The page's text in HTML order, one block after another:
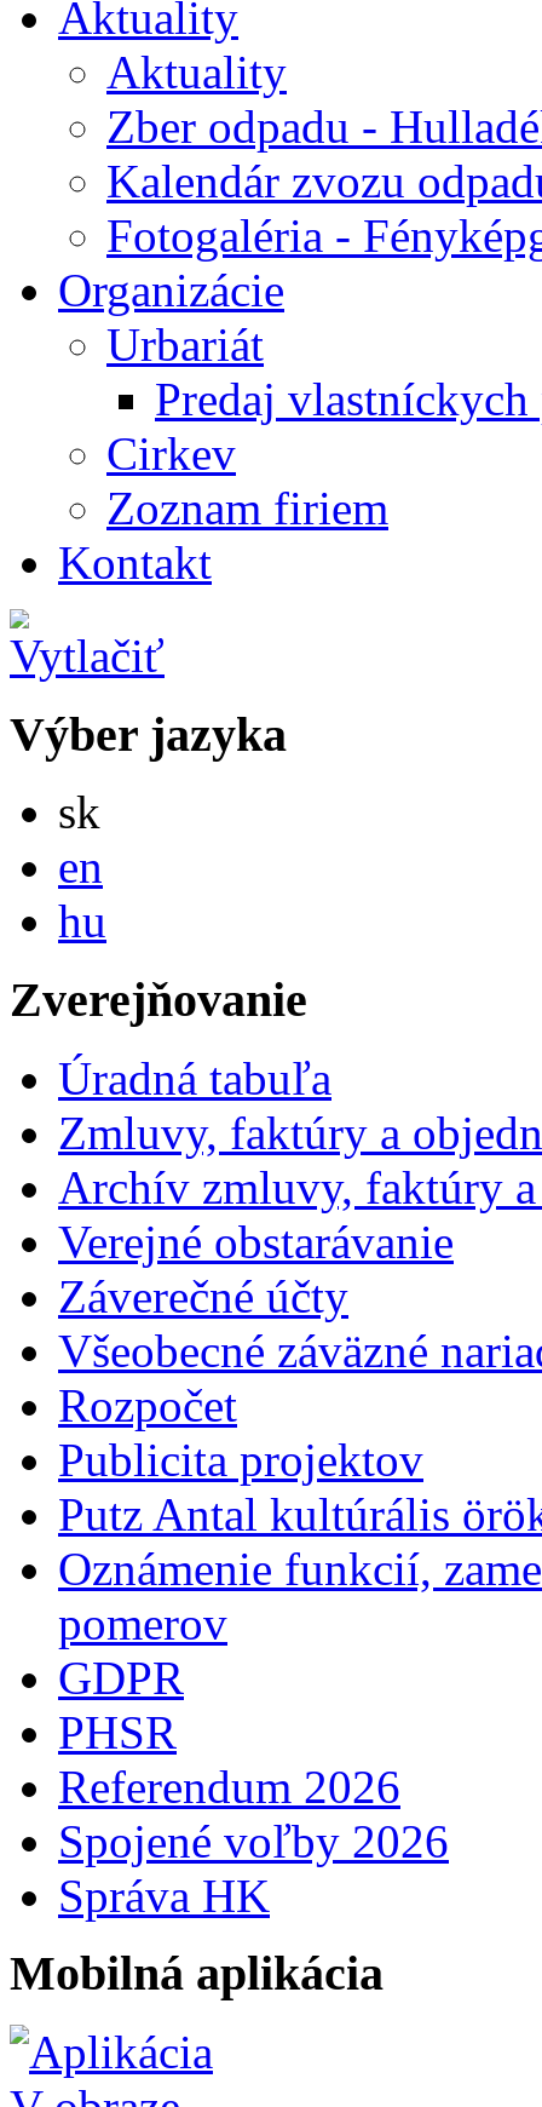
Aktuality
Aktuality
Zber odpadu -
Kalendár zvozu
Fotogaléria -
Organizácie
Urbariát
Predaj
Cirkev
Zoznam firiem
Kontakt
Výber jazyka
sk
en
hu
Zverejňovanie
Úradná tabuľa
Zmluvy, faktúry a
Archív zmluvy, faktúry
Verejné obstarávanie
Záverečné účty
Všeobecné záväzné
Rozpočet
Publicita projektov
Putz Antal kultúrális
Oznámenie funkcií,
pomerov
GDPR
PHSR
Referendum 2026
Spojené voľby 2026
Správa HK
Mobilná aplikácia